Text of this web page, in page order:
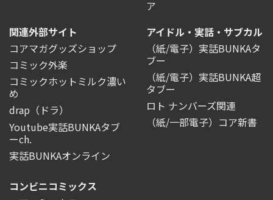
ア
関連外部サイト
コアマガグッズショップ
コミック外楽
コミックホットミルク濃い
め
drap（ドラ）
Youtube実話BUNKAタブ
ーch.
実話BUNKAオンライン
アイドル・実話・サブカル
（紙/電子）実話BUNKAタ
ブー
（紙/電子）実話BUNKA超
タブー
ロト ナンバーズ関連
（紙/一部電子）コア新書
コンビニコミックス